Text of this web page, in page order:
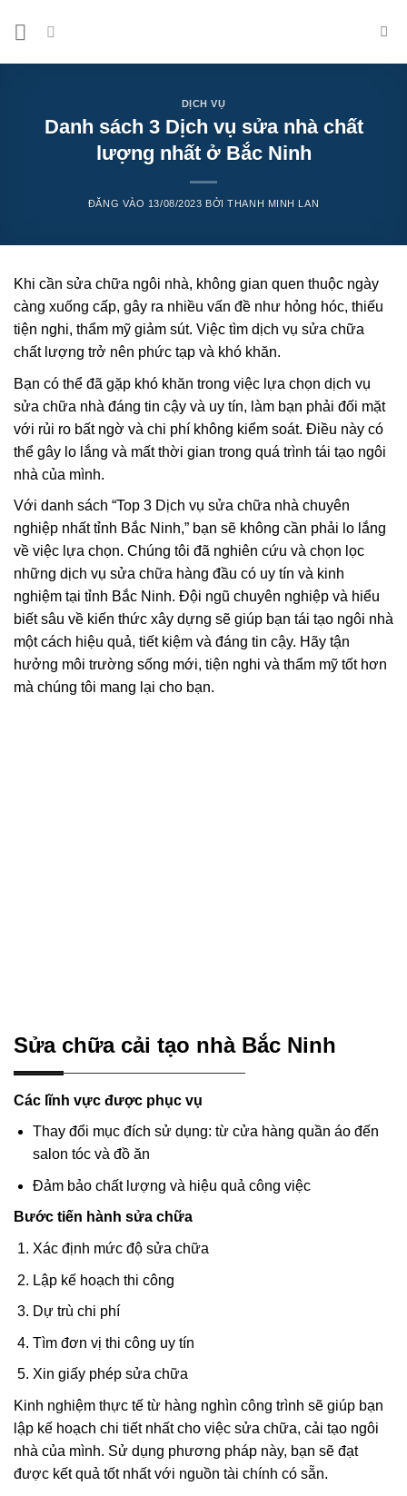
DỊCH VỤ
Danh sách 3 Dịch vụ sửa nhà chất
lượng nhất ở Bắc Ninh
ĐĂNG VÀO 13/08/2023 BỞITHANH MINH LAN
Khi cần sửa chữa ngôi nhà, không gian quen thuộc ngày
càng xuống cấp, gây ra nhiều vấn đề như hỏng hóc, thiếu
tiện nghi, thẩm mỹ giảm sút. Việc tìm dịch vụ sửa chữa
chất lượng trở nên phức tạp và khó khăn.
Bạn có thể đã gặp khó khăn trong việc lựa chọn dịch vụ
sửa chữa nhà đáng tin cậy và uy tín, làm bạn phải đối mặt
với rủi ro bất ngờ và chi phí không kiểm soát. Điều này có
thể gây lo lắng và mất thời gian trong quá trình tái tạo ngôi
nhà của mình.
Với danh sách “Top 3 Dịch vụ sửa chữa nhà chuyên
nghiệp nhất tỉnh Bắc Ninh,” bạn sẽ không cần phải lo lắng
về việc lựa chọn. Chúng tôi đã nghiên cứu và chọn lọc
những dịch vụ sửa chữa hàng đầu có uy tín và kinh
nghiệm tại tỉnh Bắc Ninh. Đội ngũ chuyên nghiệp và hiểu
biết sâu về kiến thức xây dựng sẽ giúp bạn tái tạo ngôi nhà
một cách hiệu quả, tiết kiệm và đáng tin cậy. Hãy tận
hưởng môi trường sống mới, tiện nghi và thẩm mỹ tốt hơn
mà chúng tôi mang lại cho bạn.
Sửa chữa cải tạo nhà Bắc Ninh
Các lĩnh vực được phục vụ
Thay đổi mục đích sử dụng: từ cửa hàng quần áo đến
salon tóc và đồ ăn
Đảm bảo chất lượng và hiệu quả công việc
Bước tiến hành sửa chữa
Xác định mức độ sửa chữa
Lập kế hoạch thi công
Dự trù chi phí
Tìm đơn vị thi công uy tín
Xin giấy phép sửa chữa
Kinh nghiệm thực tế từ hàng nghìn công trình sẽ giúp bạn
lập kế hoạch chi tiết nhất cho việc sửa chữa, cải tạo ngôi
nhà của mình. Sử dụng phương pháp này, bạn sẽ đạt
được kết quả tốt nhất với nguồn tài chính có sẵn.